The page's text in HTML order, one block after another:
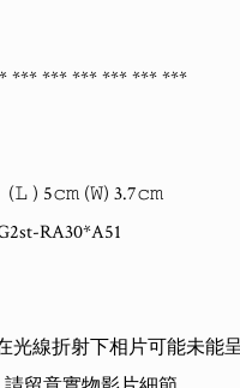
*** *** *** *** *** ***
(𝙻 ) 5𝚌𝚖 (𝚆) 3.7𝚌𝚖
RA30*A51
光線折射下相片可能未能